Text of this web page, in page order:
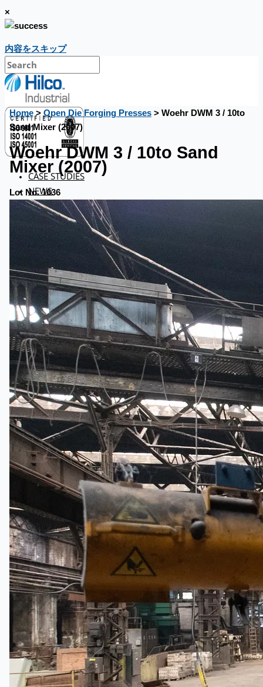
×
内容をスキップ
CASE STUDIES
NEWS
Toyota Australia Plant Sale
概要
Home> Open Die Forging Presses> Woehr DWM 3 / 10to
Sand Mixer (2007)
Woehr DWM 3 / 10to Sand
Mixer (2007)
Lot No. 1636